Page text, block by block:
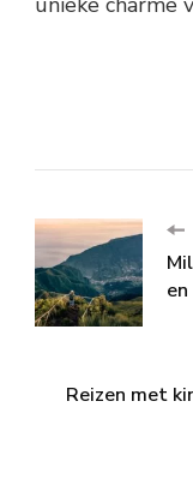
Reizen met